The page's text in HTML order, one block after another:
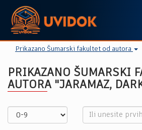
Prikazano Šumarski fakultet od autora
PRIKAZANO ŠUMARSKI
AUTORA "JARAMAZ,